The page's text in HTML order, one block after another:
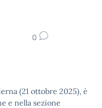
0
(21 ottobre 2025), è
e nella sezione